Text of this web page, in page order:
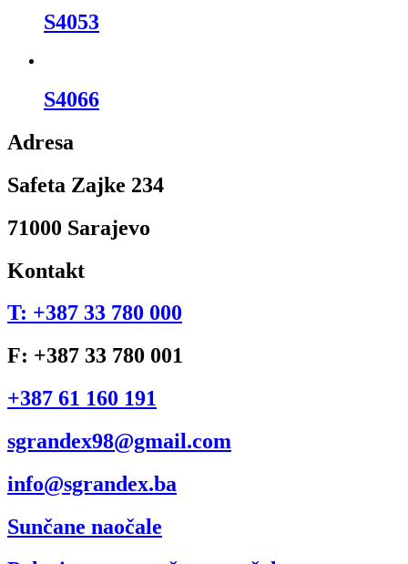
S4053
S4066
Adresa
Safeta Zajke 234
71000 Sarajevo
Kontakt
T: +387 33 780 000
F: +387 33 780 001
+387 61 160 191
sgrandex98@gmail.com
info@sgrandex.ba
Sunčane naočale